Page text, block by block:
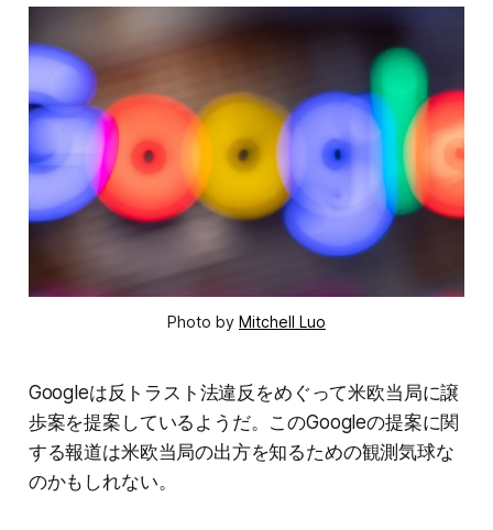
Photo by Mitchell Luo
Googleは反トラスト法違反をめぐって米欧当局に譲
歩案を提案しているようだ。このGoogleの提案に関
する報道は米欧当局の出方を知るための観測気球な
のかもしれない。